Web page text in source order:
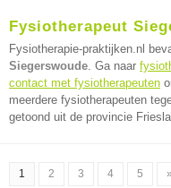
Fysiotherapeut
Fysiotherapie-praktijken.nl
Siegerswoude. Ga naar
contact met fysiotherapeuten
meerdere fysiotherapeuten
getoond uit de provincie
1 2 3 4 5 »